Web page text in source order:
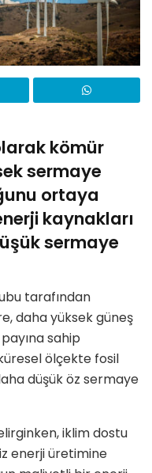
kömür
sermaye
ortaya
kaynakları
sermaye
tarafından
daha yüksek güneş
sahip
ölçekte fosil
düşük öz sermaye
iklim dostu
enerji üretimine